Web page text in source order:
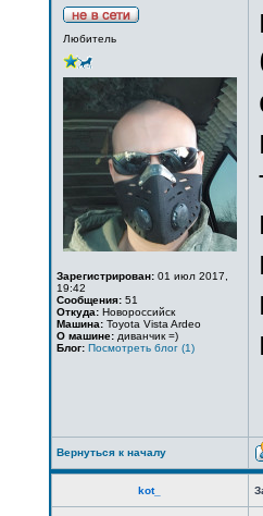
Любитель
Зарегистрирован: 01 июл 2017,
19:42
Сообщения: 51
Откуда: Новороссийск
Машина: Toyota Vista Ardeo
О машине: диванчик =)
Блог: Посмотреть блог (1)
Вернуться к началу
kot_